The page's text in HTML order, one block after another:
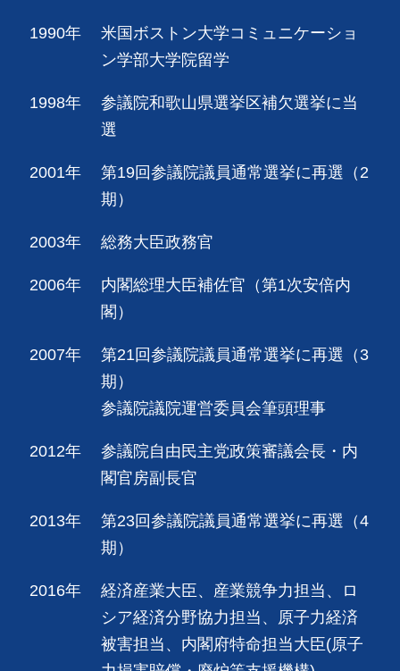
1990年
米国ボストン大学コミュニケーショ
ン学部大学院留学
1998年
参議院和歌山県選挙区補欠選挙に当
選
2001年
第19回参議院議員通常選挙に再選（2
期）
2003年 総務大臣政務官
2006年
内閣総理大臣補佐官（第1次安倍内
閣）
2007年
第21回参議院議員通常選挙に再選（3
期）
参議院議院運営委員会筆頭理事
2012年
参議院自由民主党政策審議会長・内
閣官房副長官
2013年
第23回参議院議員通常選挙に再選（4
期）
2016年
経済産業大臣、産業競争力担当、ロ
シア経済分野協力担当、原子力経済
被害担当、内閣府特命担当大臣(原子